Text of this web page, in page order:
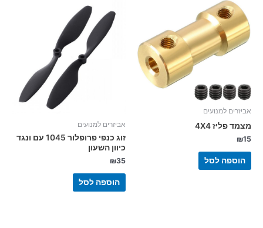
אביזרים למנועים
מצמד פליז 4X4
₪15
הוספה לסל
אביזרים למנועים
זוג כנפי פרופלור 1045 עם ונגד
כיוון השעון
₪35
הוספה לסל